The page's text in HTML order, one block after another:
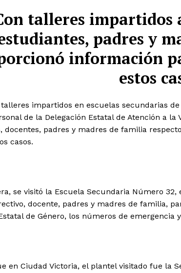
talleres impartidos
padres y
información
estos
impartidos en escuelas secundarias
de la Delegación Estatal de Atención a
docentes, padres y madres de familia
casos.
se visitó la Escuela Secundaria Número
docente, padres y madres de familia,
de Género, los números de emergencia
en Ciudad Victoria, el plantel visitado fue la